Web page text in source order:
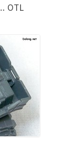
OTL